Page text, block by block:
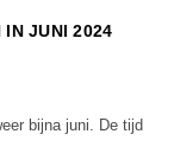
IN JUNI 2024
bijna juni. De tijd